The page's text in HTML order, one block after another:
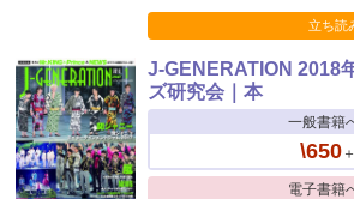
立ち読
J-GENERATION 2018
ズ研究会｜本
一般書籍
\650
電子書籍